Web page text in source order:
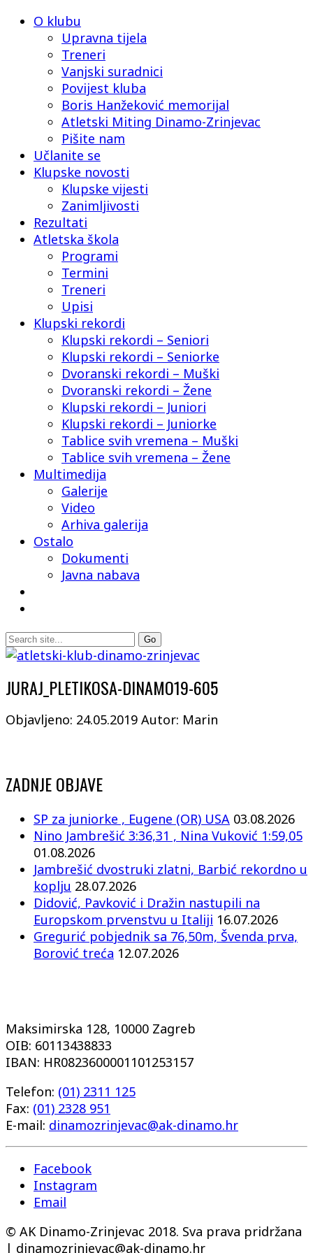
O klubu
Upravna tijela
Treneri
Vanjski suradnici
Povijest kluba
Boris Hanžeković memorijal
Atletski Miting Dinamo-Zrinjevac
Pišite nam
Učlanite se
Klupske novosti
Klupske vijesti
Zanimljivosti
Rezultati
Atletska škola
Programi
Termini
Treneri
Upisi
Klupski rekordi
Klupski rekordi – Seniori
Klupski rekordi – Seniorke
Dvoranski rekordi – Muški
Dvoranski rekordi – Žene
Klupski rekordi – Juniori
Klupski rekordi – Juniorke
Tablice svih vremena – Muški
Tablice svih vremena – Žene
Multimedija
Galerije
Video
Arhiva galerija
Ostalo
Dokumenti
Javna nabava
JURAJ_PLETIKOSA-DINAMO19-605
Objavljeno: 24.05.2019 Autor: Marin
ZADNJE OBJAVE
SP za juniorke , Eugene (OR) USA 03.08.2026
Nino Jambrešić 3:36,31 , Nina Vuković 1:59,05
01.08.2026
Jambrešić dvostruki zlatni, Barbić rekordno u
koplju 28.07.2026
Didović, Pavković i Dražin nastupili na
Europskom prvenstvu u Italiji 16.07.2026
Gregurić pobjednik sa 76,50m, Švenda prva,
Borović treća 12.07.2026
Maksimirska 128, 10000 Zagreb
OIB: 60113438833
IBAN: HR0823600001101253157
Telefon: (01) 2311 125
Fax: (01) 2328 951
E-mail: dinamozrinjevac@ak-dinamo.hr
Facebook
Instagram
Email
© AK Dinamo-Zrinjevac 2018. Sva prava pridržana
| dinamozrinjevac@ak-dinamo.hr